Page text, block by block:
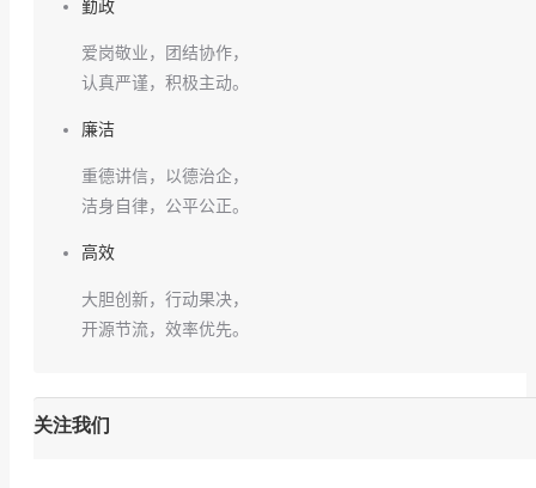
勤政
爱岗敬业，团结协作，
认真严谨，积极主动。
廉洁
重德讲信，以德治企，
洁身自律，公平公正。
高效
大胆创新，行动果决，
开源节流，效率优先。
关注我们